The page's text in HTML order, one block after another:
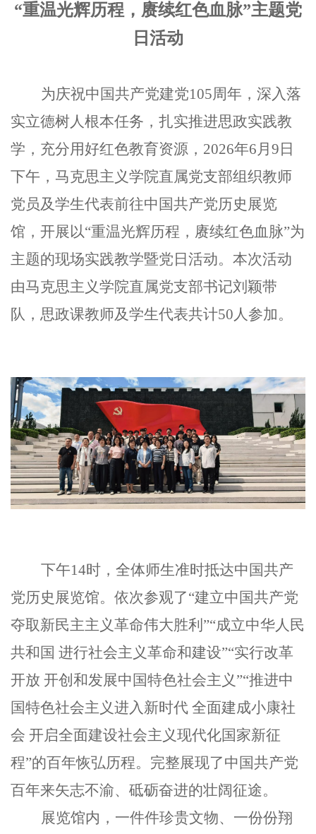
“重温光辉历程，赓续红色血脉”主题党
日活动
为庆祝中国共产党建党105周年，深入落
实立德树人根本任务，扎实推进思政实践教
学，充分用好红色教育资源，2026年6月9日
下午，马克思主义学院直属党支部组织教师
党员及学生代表前往中国共产党历史展览
馆，开展以“重温光辉历程，赓续红色血脉”为
主题的现场实践教学暨党日活动。本次活动
由马克思主义学院直属党支部书记刘颖带
队，思政课教师及学生代表共计50人参加。
下午14时，全体师生准时抵达中国共产
党历史展览馆。依次参观了“建立中国共产党
夺取新民主主义革命伟大胜利”“成立中华人民
共和国 进行社会主义革命和建设”“实行改革
开放 开创和发展中国特色社会主义”“推进中
国特色社会主义进入新时代 全面建成小康社
会 开启全面建设社会主义现代化国家新征
程”的百年恢弘历程。完整展现了中国共产党
百年来矢志不渝、砥砺奋进的壮阔征途。
展览馆内，一件件珍贵文物、一份份翔